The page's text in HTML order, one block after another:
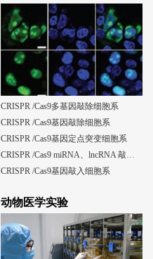
CRISPR /Cas9多基因敲除细胞系
CRISPR /Cas9基因敲除细胞系
CRISPR /Cas9基因定点突变细胞系
CRISPR /Cas9基因敲入细胞系
动物医学实验